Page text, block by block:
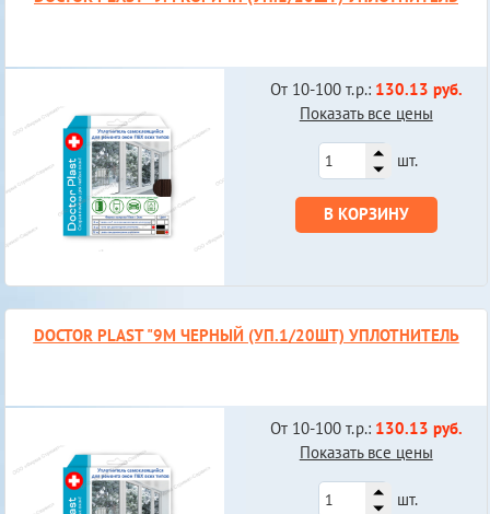
От 10-100 т.р.: 130.13 руб.
Показать все цены
шт.
В КОРЗИНУ
DOCTOR PLAST "9М ЧЕРНЫЙ (УП.1/20ШТ) УПЛОТНИТЕЛЬ
От 10-100 т.р.: 130.13 руб.
Показать все цены
шт.